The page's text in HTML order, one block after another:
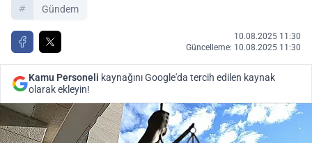
Gündem
10.08.2025 11:30
Güncelleme: 10.08.2025 11:30
Kamu Personeli kaynağını Google'da tercih edilen kaynak
olarak ekleyin!